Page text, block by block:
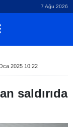
7 Ağu 2026
2025 10:22
saldırıda